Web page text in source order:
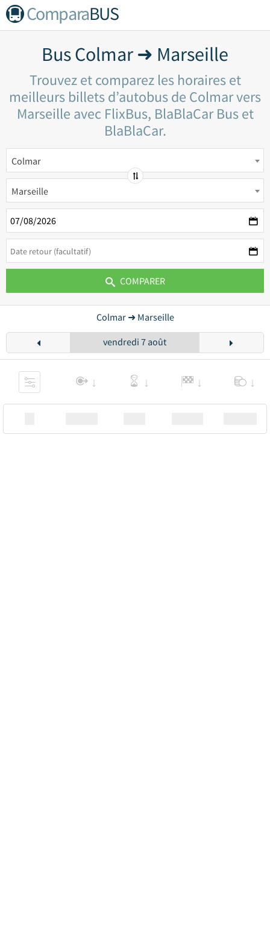
ComparaBUS
Bus Colmar ➜ Marseille
Trouvez et comparez les horaires et
meilleurs billets d’autobus de Colmar vers
Marseille avec FlixBus, BlaBlaCar Bus et
BlaBlaCar.
Colmar
Marseille
COMPARER
Colmar ➜ Marseille
vendredi 7 août